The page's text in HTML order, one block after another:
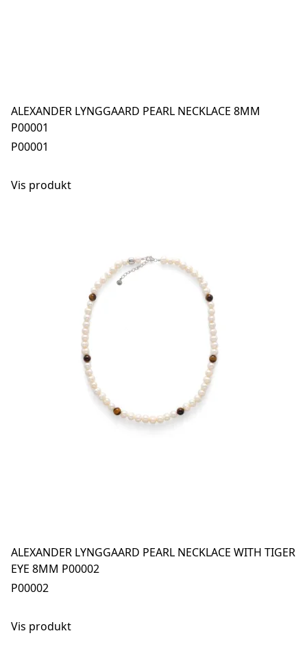
ALEXANDER LYNGGAARD PEARL NECKLACE 8MM
P00001
P00001
Vis produkt
ALEXANDER LYNGGAARD PEARL NECKLACE WITH TIGER
EYE 8MM P00002
P00002
Vis produkt